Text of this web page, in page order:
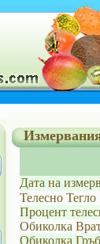
Дата на
Телесно Тегло
Процент
Обиколка
Обиколка Гръб